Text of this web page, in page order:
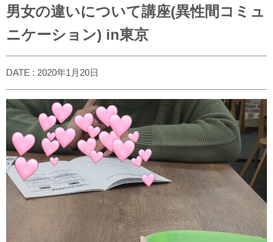
男女の違いについて講座(異性間コミュ
ニケーション) in東京
DATE : 2020年1月20日